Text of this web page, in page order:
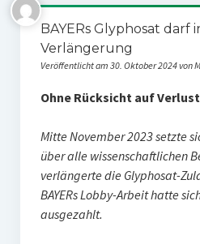
Impressum
Störfälle
Stichwort BAYER
Jahrestagung
BAYERs Glyphosat darf
Verlängerung
Veröffentlicht am 30. Oktober 2024 von
Ohne Rücksicht auf
Mitte November 2023 setzte
über alle wissenschaftlichen
verlängerte die Glyphosat-
BAYERs Lobby-Arbeit hatte
ausgezahlt.